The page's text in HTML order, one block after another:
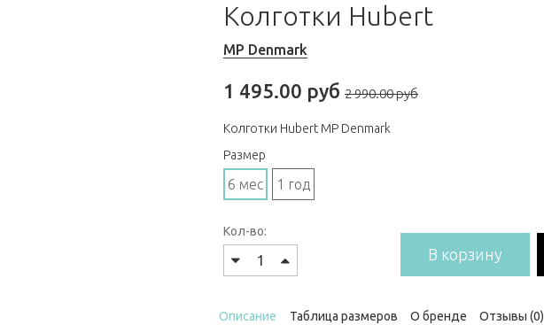
Колготки Hubert
MP Denmark
1 495.00 руб 2 990.00 руб
Колготки Hubert MP Denmark
Размер
6 мес 1 год
Кол-во:
В корзину
Описание Таблица размеров О бренде Отзывы (0)